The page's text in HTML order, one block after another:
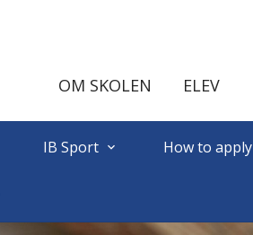
OM SKOLEN ELEV
IB Sport keyboard_arrow_down How to apply